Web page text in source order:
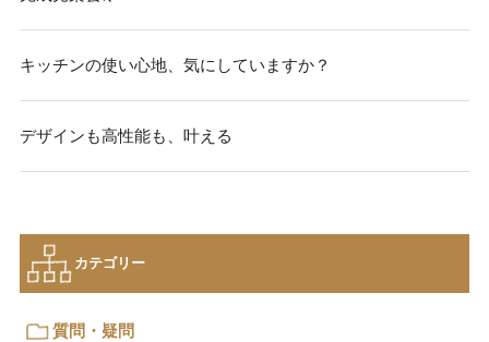
キッチンの使い心地、気にしていますか？
デザインも高性能も、叶える
カテゴリー
質問・疑問